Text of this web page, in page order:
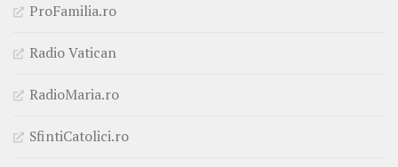
ProFamilia.ro
Radio Vatican
RadioMaria.ro
SfintiCatolici.ro